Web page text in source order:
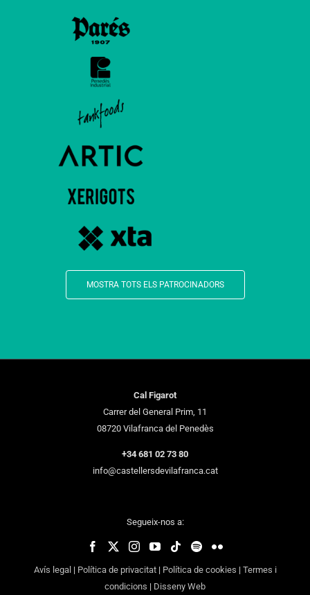
MOSTRA TOTS ELS PATROCINADORS
Cal Figarot
Carrer del General Prim, 11
08720 Vilafranca del Penedès
+34 681 02 73 80
info@castellersdevilafranca.cat
Segueix-nos a:
Avís legal | Política de privacitat| Política de cookies | Termes i
condicions | Disseny Web